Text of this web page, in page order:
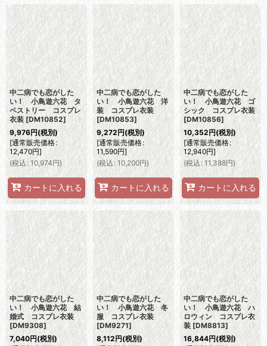
中二病でも恋がした
い！ 小鳥遊六花 タ
ペストリー コスプレ
衣装 [DM10852]
9,976円(税別)
[通常販売価格:
12,470円]
(税込: 10,974円)
カートに入れる
中二病でも恋がした
い！ 小鳥遊六花 洋
装 コスプレ衣装
[DM10853]
9,272円(税別)
[通常販売価格:
11,590円]
(税込: 10,200円)
カートに入れる
中二病でも恋がした
い！ 小鳥遊六花 ゴ
シック コスプレ衣装
[DM10856]
10,352円(税別)
[通常販売価格:
12,940円]
(税込: 11,388円)
カートに入れる
中二病でも恋がした
い！ 小鳥遊六花 結
婚式 コスプレ衣装
[DM9308]
7,040円(税別)
中二病でも恋がした
い！ 小鳥遊六花 冬
服 コスプレ衣装
[DM9271]
8,112円(税別)
中二病でも恋がした
い！ 小鳥遊六花 ハ
ロウィン コスプレ衣
装 [DM8813]
16,844円(税別)